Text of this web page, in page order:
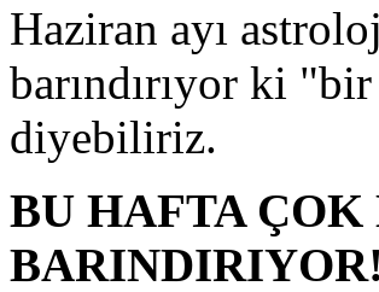
Haziran ayı
barındırıyor ki
diyebiliriz.
BU HAFTA
BARINDIRIYOR!